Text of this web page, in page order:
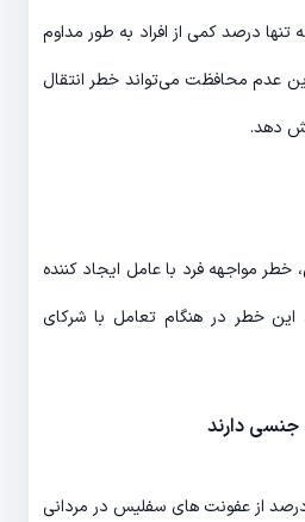
درصد کمی از افراد به طور مداوم
این عدم محافظت می‌تواند خطر انتقال
دهد.
مواجهه فرد با عامل ایجاد کننده
خطر در هنگام تعامل با شرکای
جنسی دارند
متحده، تقریباً 60 درصد از عفونت های سفلیس در مردانی